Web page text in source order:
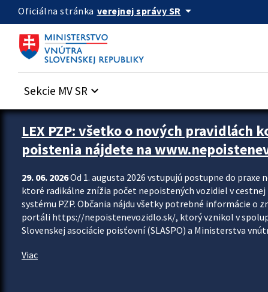
Preskocit na hlavný obsah
Oficiálna stránka verejnej správy SR arrow_drop_down
Sekcie MV SR keyboard_arrow_down
Zastavit automatický posun upútavok
LEX PZP: všetko o nových
poistenia nájdete na
29. 06. 2026Od 1. augusta 2026 vstupujú postupne do
ktoré radikálne znížia počet nepoistených vozidiel v
systému PZP. Občania nájdu všetky potrebné informácie o
portáli https://nepoistenevozidlo.sk/, ktorý vznikol v
Slovenskej asociácie poisťovní (SLASPO) a Ministerstva
Viac